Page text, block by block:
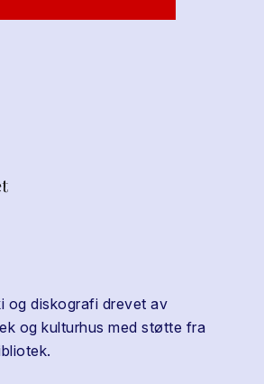
og diskografi drevet av
og kulturhus med støtte fra